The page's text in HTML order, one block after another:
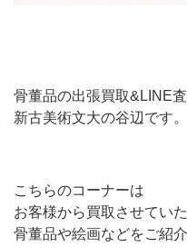
骨董品の出張買取&LINE
新古美術文大の谷辺です。
こちらのコーナーは
お客様から買取させてい
骨董品や絵画などをご紹